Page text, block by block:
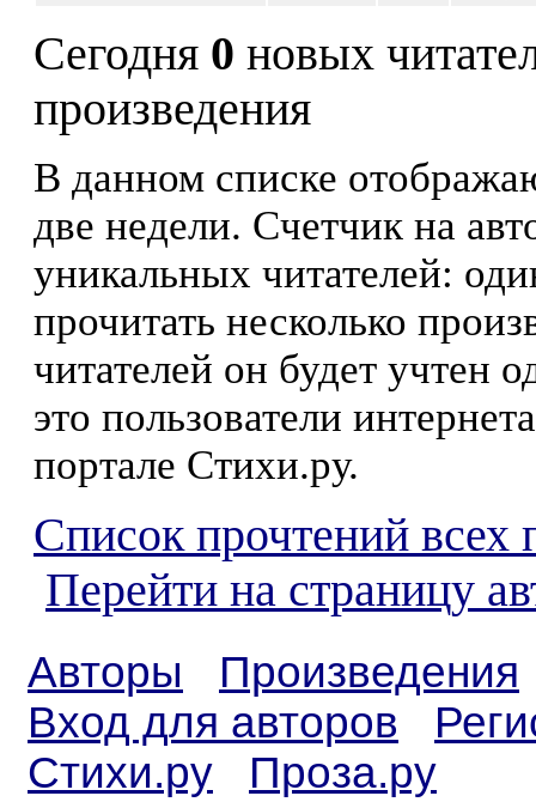
Сегодня 0 новых
произведения
В данном списке
две недели. Счетчик на
уникальных читателей:
прочитать несколько
читателей он будет учтен
это пользователи
портале Стихи.ру.
Список прочтений всех
Перейти на страницу
Авторы
Произведения
Вход для авторов
Стихи.ру
Проза.ру